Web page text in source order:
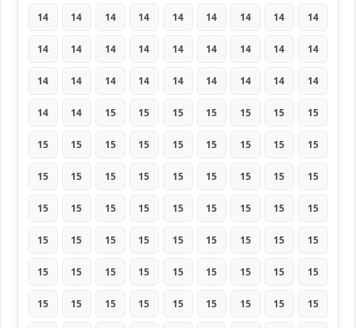
14 14 14 14 14 14 14 14 14
14 14 14 14 14 14 14 14 14
14 14 14 14 14 14 14 14 14
14 14 15 15 15 15 15 15 15
15 15 15 15 15 15 15 15 15
15 15 15 15 15 15 15 15 15
15 15 15 15 15 15 15 15 15
15 15 15 15 15 15 15 15 15
15 15 15 15 15 15 15 15 15
15 15 15 15 15 15 15 15 15